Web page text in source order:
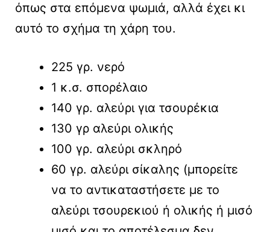
όπως στα επόμενα ψωμιά, αλλά έχει κι
αυτό το σχήμα τη χάρη του.
225 γρ. νερό
1 κ.σ. σπορέλαιο
140 γρ. αλεύρι για τσουρέκια
130 γρ αλεύρι ολικής
100 γρ. αλεύρι σκληρό
60 γρ. αλεύρι σίκαλης (μπορείτε
να το αντικαταστήσετε με το
αλεύρι τσουρεκιού ή ολικής ή μισό